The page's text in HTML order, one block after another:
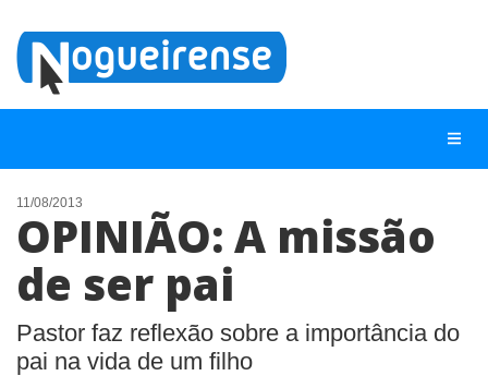
NOTÍCIAS
LISTA DIGITAL
QUEM SOMOS
11/08/2013
OPINIÃO: A missão
de ser pai
Pastor faz reflexão sobre a importância do
pai na vida de um filho